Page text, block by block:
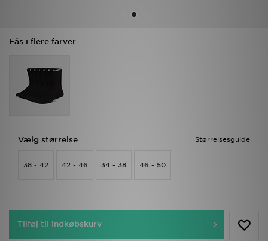
Fås i flere farver
Størrelsesguide
Vælg størrelse
38 - 42 42 - 46 34 - 38 46 - 50
Tilføj til indkøbskurv